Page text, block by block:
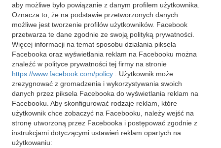
aby możliwe było powiązanie z danym profilem użytkownika.
Oznacza to, że na podstawie przetworzonych danych
możliwe jest tworzenie profilów użytkowników. Facebook
przetwarza te dane zgodnie ze swoją polityką prywatności.
Więcej informacji na temat sposobu działania piksela
Facebooka oraz wyświetlania reklam na Facebooku można
znaleźć w polityce prywatności tej firmy na stronie
https://www.facebook.com/policy
. Użytkownik może
zrezygnować z gromadzenia i wykorzystywania swoich
danych przez piksela Facebooka do wyświetlania reklam na
Facebooku. Aby skonfigurować rodzaje reklam, które
użytkownik chce zobaczyć na Facebooku, należy wejść na
stronę utworzoną przez Facebooka i postępować zgodnie z
instrukcjami dotyczącymi ustawień reklam opartych na
użytkowaniu: